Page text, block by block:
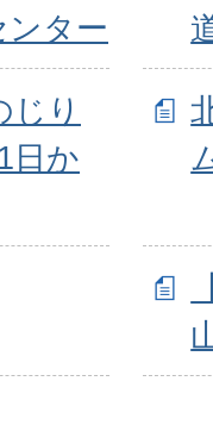
ンター
じり
日か